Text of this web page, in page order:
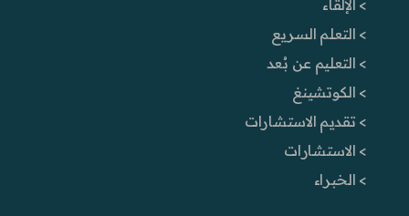
> الإلقاء
> التعلم السريع
> التعليم عن بُعد
> الكوتشينغ
> تقديم الاستشارات
> الاستشارات
> الخبراء